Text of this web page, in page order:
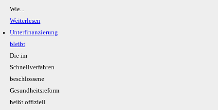
Wie...
Weiterlesen
Unterfinanzierung
bleibt
Die im
Schnellverfahren
beschlossene
Gesundheitsreform
heißt offiziell